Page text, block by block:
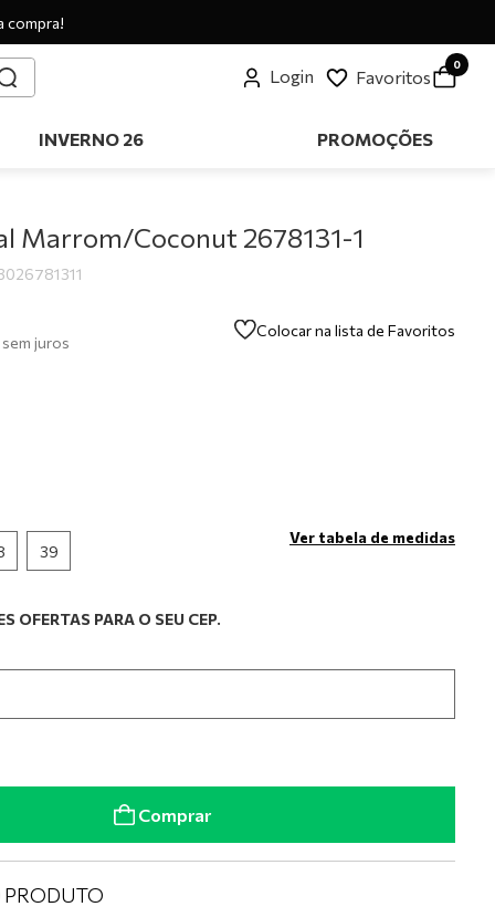
compra!
Login Favoritos
0
INVERNO 26 PROMOÇÕES
Marrom/Coconut 2678131-1
sem juros
Colocar na lista de Favoritos
39
Ver tabela de medidas
OFERTAS PARA O SEU CEP.
Comprar
PRODUTO